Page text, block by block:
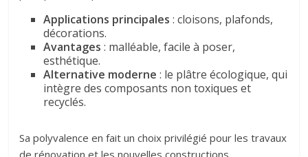
Applications principales : cloisons, plafonds,
décorations.
Avantages : malléable, facile à poser,
esthétique.
Alternative moderne : le plâtre écologique, qui
intègre des composants non toxiques et
recyclés.
Sa polyvalence en fait un choix privilégié pour les travaux